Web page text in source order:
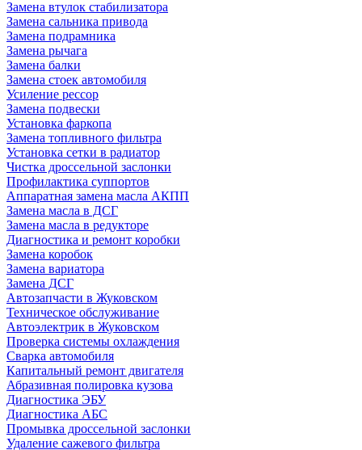
Замена втулок стабилизатора
Замена сальника привода
Замена подрамника
Замена рычага
Замена балки
Замена стоек автомобиля
Усиление рессор
Замена подвески
Установка фаркопа
Замена топливного фильтра
Установка сетки в радиатор
Чистка дроссельной заслонки
Профилактика суппортов
Аппаратная замена масла АКПП
Замена масла в ДСГ
Замена масла в редукторе
Диагностика и ремонт коробки
Замена коробок
Замена вариатора
Замена ДСГ
Автозапчасти в Жуковском
Техническое обслуживание
Автоэлектрик в Жуковском
Проверка системы охлаждения
Сварка автомобиля
Капитальный ремонт двигателя
Абразивная полировка кузова
Диагностика ЭБУ
Диагностика АБС
Промывка дроссельной заслонки
Удаление сажевого фильтра